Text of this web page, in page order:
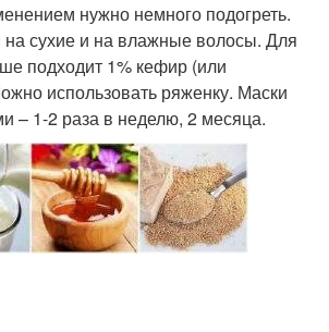
нужно немного подогреть.
сухие и на влажные волосы. Для
подходит 1% кефир (или
использовать ряженку. Маски
– 1-2 раза в неделю, 2 месяца.